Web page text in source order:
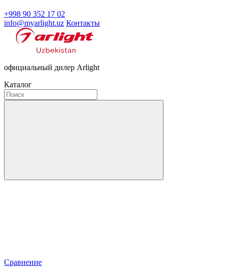
+998 90 352 17 02
info@myarlight.uz Контакты
официальный дилер Arlight
Каталог
Сравнение